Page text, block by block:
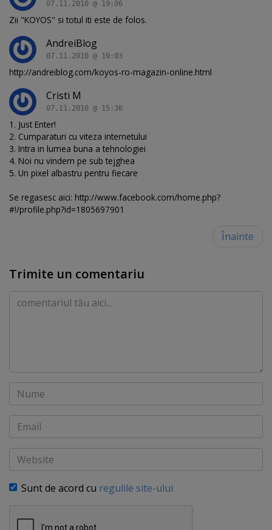
07.11.2010 @ 19:06
Zii "KOYOS" si totul iti este de folos.
AndreiBlog
07.11.2010 @ 19:03
http://andreiblog.com/koyos-ro-magazin-online.html
Cristi M
07.11.2010 @ 15:36
1. Just Enter!
2. Cumparaturi cu viteza internetului
3. Intra in lumea buna a tehnologiei
4. Noi nu vindem pe sub tejghea
5. Un pixel albastru pentru fiecare
Se regasesc aici: http://www.facebook.com/home.php?
#!/profile.php?id=1805697901
Înainte
Trimite un comentariu
Comentariu
Nume
Email
Website
Sunt de acord cu regulile site-ului